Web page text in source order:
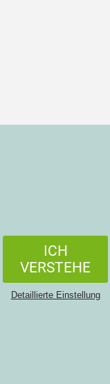
ICH
VERSTEHE
Detaillierte Einstellung